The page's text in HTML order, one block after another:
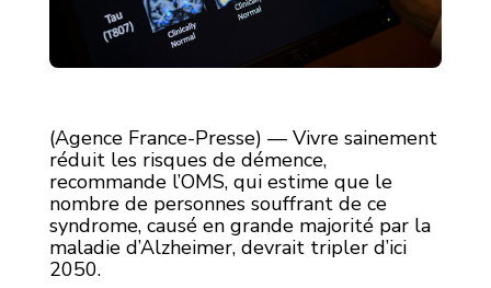
(Agence France-Presse) — Vivre sainement
réduit les risques de démence,
recommande l’OMS, qui estime que le
nombre de personnes souffrant de ce
syndrome, causé en grande majorité par la
maladie d’Alzheimer, devrait tripler d’ici
2050.